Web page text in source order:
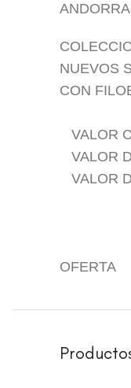
NUEVOS
CON
VALOR
VALOR
OFERTA